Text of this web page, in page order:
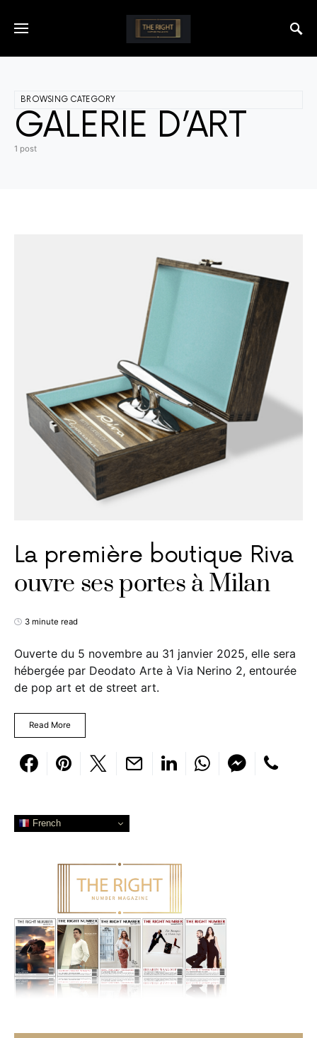
BROWSING CATEGORY
GALERIE D’ART
1 post
La première boutique Riva
ouvre ses portes à Milan
3 minute read
Ouverte du 5 novembre au 31 janvier 2025, elle sera
hébergée par Deodato Arte à Via Nerino 2, entourée
de pop art et de street art.
Read More
French